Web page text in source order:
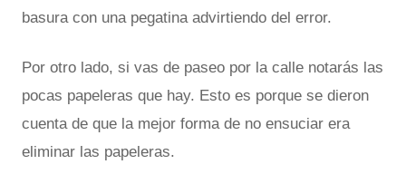
basura con una pegatina advirtiendo del error.
Por otro lado, si vas de paseo por la calle notarás las
pocas papeleras que hay. Esto es porque se dieron
cuenta de que la mejor forma de no ensuciar era
eliminar las papeleras.